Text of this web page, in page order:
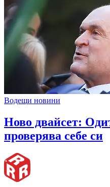
Водещи новини
Ново двайсет:
проверява себе си